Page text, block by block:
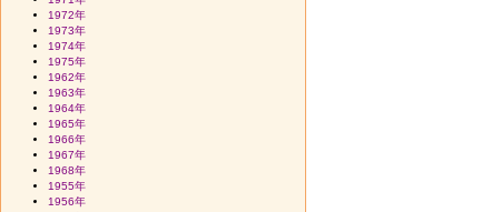
1972年
1973年
1974年
1975年
1962年
1963年
1964年
1965年
1966年
1967年
1968年
1955年
1956年